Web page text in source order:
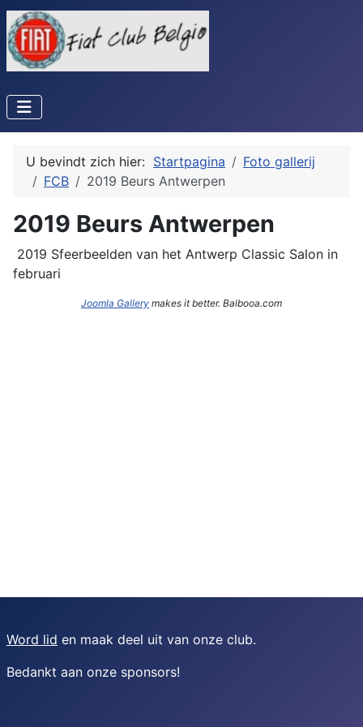
U bevindt zich hier: Startpagina
Foto gallerij
FCB
2019 Beurs Antwerpen
2019 Beurs Antwerpen
2019 Sfeerbeelden van het Antwerp Classic Salon in
februari
Joomla Gallery makes it better. Balbooa.com
Word lid en maak deel uit van onze club.
Bedankt aan onze sponsors!